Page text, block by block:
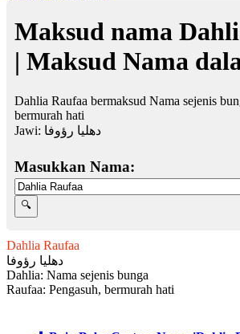
Maksud nama
| Maksud Nama
Dahlia Raufaa bermaksud Nama sejenis
bermurah hati
Jawi: دهليا رؤوفا
Masukkan Nama:
Dahlia Raufaa
دهليا رؤوفا
Dahlia: Nama sejenis bunga
Raufaa: Pengasuh, bermurah hati